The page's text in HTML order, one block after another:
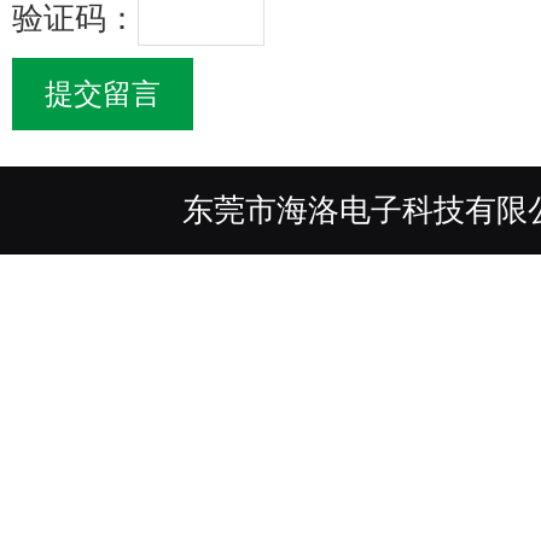
验证码：
东莞市海洛电子科技有限